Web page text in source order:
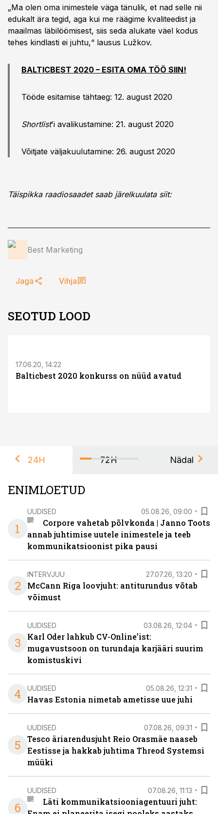
„Ma olen oma inimestele väga tänulik, et nad selle nii
edukalt ära tegid, aga kui me räägime kvaliteedist ja
maailmas läbilöömisest, siis seda alukate väel kodus
tehes kindlasti ei juhtu,“ lausus Lužkov.
BALTICBEST 2020 – ESITA OMA TÖÖ SIIN!
Tööde esitamise tähtaeg: 12. august 2020
Shortlist'i avalikustamine: 21. august 2020
Võitjate väljakuulutamine: 26. august 2020
Täispikka raadiosaadet saab järelkuulata siit:
Best Marketing
Jaga Vihja
SEOTUD LOOD
17.06.20, 14:22
Balticbest 2020 konkurss on nüüd avatud
24H 72H Nädal
ENIMLOETUD
1
UUDISED 05.08.26, 09:00
Corpore vahetab põlvkonda | Janno Toots
annab juhtimise uutele inimestele ja teeb
kommunikatsioonist pika pausi
2
INTERVJUU 27.07.26, 13:20
McCann Riga loovjuht: antiturundus võtab
võimust
3
UUDISED 03.08.26, 12:04
Karl Oder lahkub CV-Online’ist:
mugavustsoon on turundaja karjääri suurim
komistuskivi
4 UUDISED 05.08.26, 12:31
Havas Estonia nimetab ametisse uue juhi
5
UUDISED 07.08.26, 09:31
Tesco äriarendusjuht Reio Orasmäe naaseb
Eestisse ja hakkab juhtima Threod Systemsi
müüki
6
UUDISED 07.08.26, 11:13
Läti kommunikatsiooniagentuuri juht: